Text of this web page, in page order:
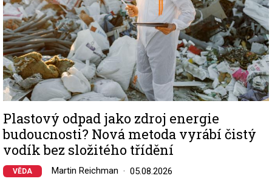
Plastový odpad jako zdroj energie
budoucnosti? Nová metoda vyrábí čistý
vodík bez složitého třídění
VĚDA Martin Reichman 05.08.2026